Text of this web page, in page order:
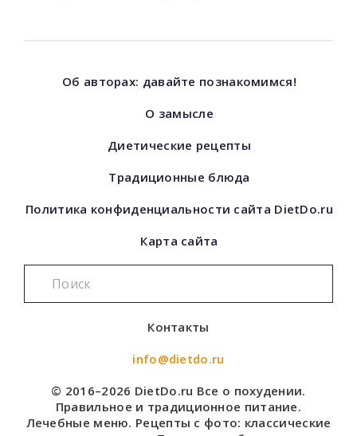
Об авторах: давайте познакомимся!
О замысле
Диетические рецепты
Традиционные блюда
Политика конфиденциальности сайта DietDo.ru
Карта сайта
Контакты
info@dietdo.ru
© 2016–2026 DietDo.ru Все о похудении.
Правильное и традиционное питание.
Лечебные меню. Рецепты с фото: классические